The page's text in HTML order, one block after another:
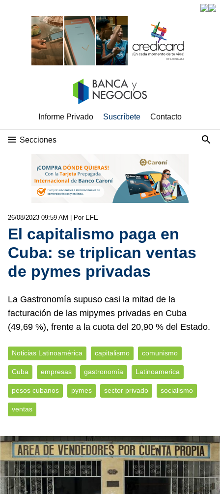
Informe Privado Suscríbete Contacto
Secciones
26/08/2023 09:59 AM | Por EFE
El capitalismo paga en
Cuba: se triplican ventas
de pymes privadas
La Gastronomía supuso casi la mitad de la
facturación de las mipymes privadas en Cuba
(49,69 %), frente a la cuota del 20,90 % del Estado.
Noticias Latinoamérica capitalismo comunismo
Cuba empresas gastronomía Latinoamerica
pesos cubanos pymes sector privado socialismo
ventas